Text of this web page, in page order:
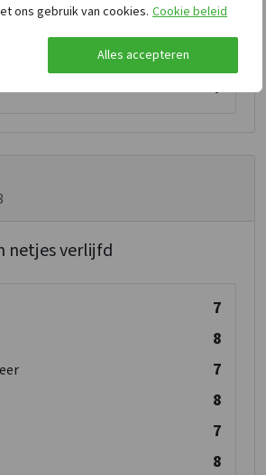
ons gebruik van cookies. Cookie beleid
Alles accepteren
7
netjes verlijfd
7
8
7
8
7
8